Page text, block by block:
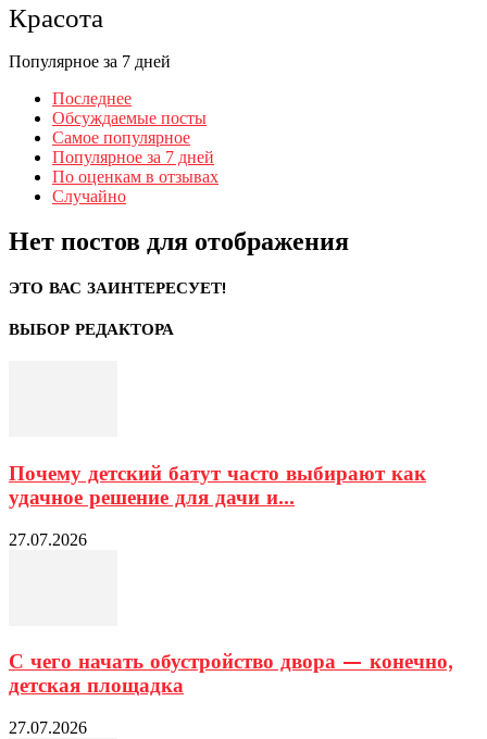
Красота
Популярное за 7 дней
Последнее
Обсуждаемые посты
Самое популярное
Популярное за 7 дней
По оценкам в отзывах
Случайно
Нет постов для отображения
ЭТО ВАС ЗАИНТЕРЕСУЕТ!
ВЫБОР РЕДАКТОРА
Почему детский батут часто выбирают как
удачное решение для дачи и...
27.07.2026
С чего начать обустройство двора — конечно,
детская площадка
27.07.2026